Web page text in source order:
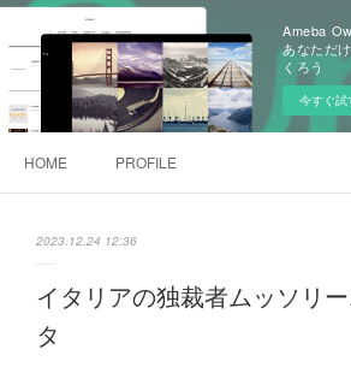
Ameba
あなただ
くろう
今すぐ試
HOME PROFILE
2023.12.24 12:36
イタリアの独裁者ムッソリ
タ